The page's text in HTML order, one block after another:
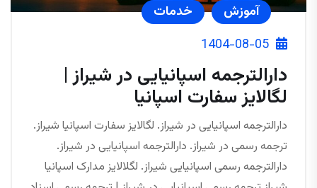
آموزش
خدمات
1404-08-05
دارالترجمه اسپانیایی در شیراز |
لگالایز سفارت اسپانیا
دارالترجمه اسپانیایی در شیراز. لگالایز سفارت اسپانیا شیراز.
ترجمه رسمی در شیراز. دارالترجمه اسپانیایی در شیراز.
دارالترجمه رسمی اسپانیایی شیراز. لگلالایز مدارک اسپانیا